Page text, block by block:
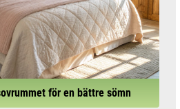
för en bättre sömn